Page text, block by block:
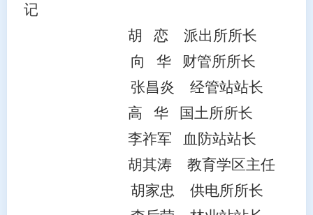
记
胡
恋
派出所所长
向
华
财管所所长
张昌炎
经管站站长
高
华
国土所所长
李祚军
血防站站长
胡其涛
教育学区主任
胡家忠
供电所所长